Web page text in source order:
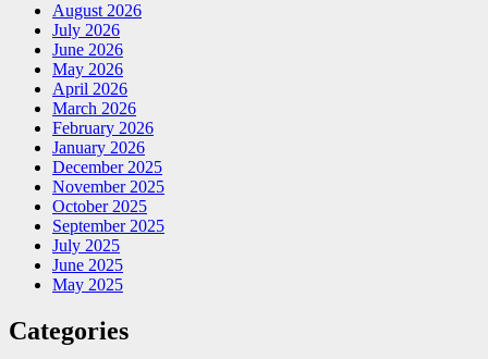
August 2026
July 2026
June 2026
May 2026
April 2026
March 2026
February 2026
January 2026
December 2025
November 2025
October 2025
September 2025
July 2025
June 2025
May 2025
Categories